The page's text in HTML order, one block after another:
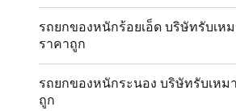
รถยกของหนักร้อยเอ็ด บริษัทรับเห
ราคาถูก
รถยกของหนักระนอง บริษัทรับเห
ถูก